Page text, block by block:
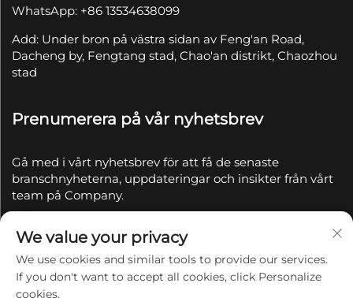
WhatsApp: +86 13534638099
Add: Under bron på västra sidan av Feng'an Road,
Dacheng by, Fengtang stad, Chao'an distrikt, Chaozhou
stad
Prenumerera på vår nyhetsbrev
Gå med i vårt nyhetsbrev för att få de senaste
branschnyheterna, uppdateringar och insikter från vårt
team på Company.
Copyright © 2025 av Chaozhou Qianyue Ceramics Co.,
We value your privacy
We use cookies and similar tools to provide our services.
If you don't want to accept all cookies, click Personalize
cookies.